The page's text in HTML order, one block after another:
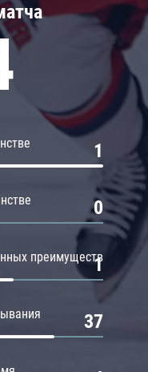
1
0
преимуществ
1
37